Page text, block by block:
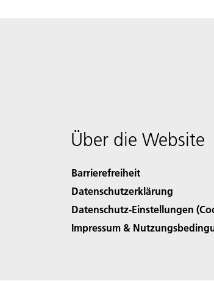
Über die Website
Barrierefreiheit
Datenschutzerklärung
Datenschutz-Einstellungen
Impressum &